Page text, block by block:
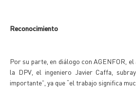
Reconocimiento
Por su parte, en diálogo con AGENFOR,
la DPV, el ingeniero Javier Caffa,
importante”, ya que “el trabajo significa